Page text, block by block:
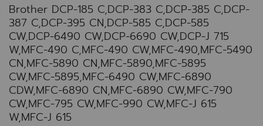
Brother DCP-185 C,DCP-383 C,DCP-385 C,DCP-
387 C,DCP-395 CN,DCP-585 C,DCP-585
CW,DCP-6490 CW,DCP-6690 CW,DCP-J 715
W,MFC-490 C,MFC-490 CW,MFC-490,MFC-5490
CN,MFC-5890 CN,MFC-5890,MFC-5895
CW,MFC-5895,MFC-6490 CW,MFC-6890
CDW,MFC-6890 CN,MFC-6890 CW,MFC-790
CW,MFC-795 CW,MFC-990 CW,MFC-J 615
W,MFC-J 615